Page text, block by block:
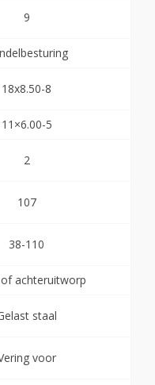
9
18x8.50-8
11×6.00-5
2
107
38-110
achteruitworp
staal
voor